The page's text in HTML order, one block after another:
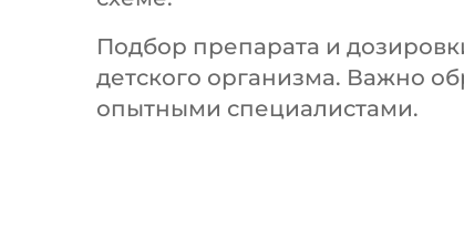
Подбор препарата и
детского организма. Важно
опытными специалистами.